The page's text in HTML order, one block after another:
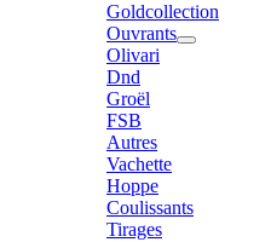
Goldcollection
Ouvrants
Olivari
Dnd
Groël
FSB
Autres
Vachette
Hoppe
Coulissants
Tirages